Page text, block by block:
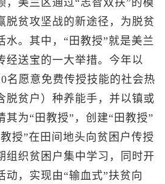
，美兰区通过“志智双扶”的模
脱贫攻坚战的新途径，为脱贫
水。其中，“田教授”就是美兰
经送宝的一大举措。今年以
名愿意免费传授技能的社会热
脱贫户）种养能手，并以镇或
其为“田教授”，创建“田教授”
授”在田间地头向贫困户传授
组织贫困户集中学习，同时开
动，实现由“输血式”扶贫向